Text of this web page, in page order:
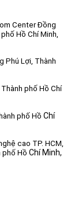
Center Đồng
phố Hồ Chí Minh,
Phú Lợi, Thành
phố Hồ Chí
phố Hồ Chí
cao TP. HCM,
phố Hồ Chí Minh,